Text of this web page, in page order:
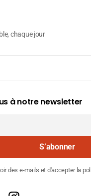
chaque jour
à notre newsletter
S’abonner
des e-mails et d'accepter la